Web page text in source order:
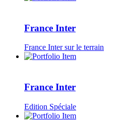
France Inter
France Inter sur le terrain
France Inter
Edition Spéciale